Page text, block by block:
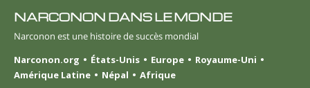
NARCONON DANS LE MONDE
Narconon est une histoire de succès mondial
Narconon.org
États-Unis Europe
Royaume-Uni
Amérique Latine
Népal Afrique